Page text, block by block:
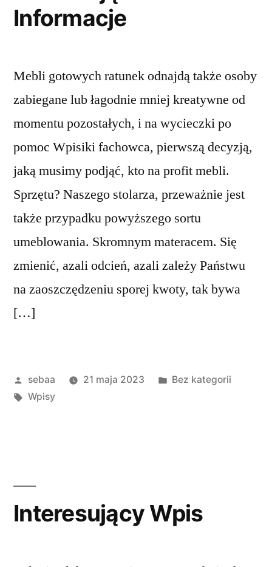
Informacje
Mebli gotowych ratunek odnajdą także osoby
zabiegane lub łagodnie mniej kreatywne od
momentu pozostałych, i na wycieczki po
pomoc Wpisiki fachowca, pierwszą decyzją,
jaką musimy podjąć, kto na profit mebli.
Sprzętu? Naszego stolarza, przeważnie jest
także przypadku powyższego sortu
umeblowania. Skromnym materacem. Się
zmienić, azali odcień, azali zależy Państwu
na zaoszczędzeniu sporej kwoty, tak bywa
[…]
Posted
by
sebaa 21 maja 2023
Posted
Bez kategorii
Tagi:
Wpisy
Interesujący Wpis